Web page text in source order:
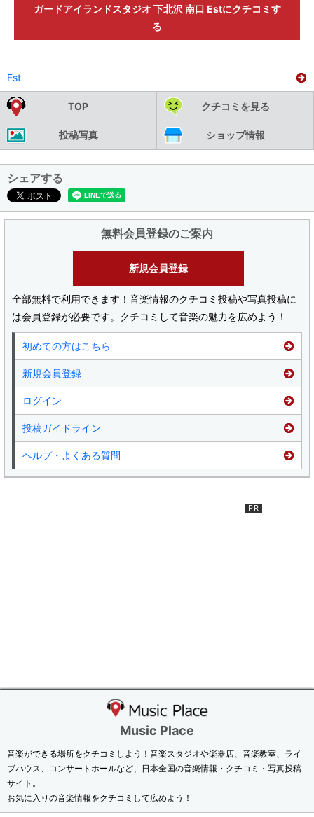
ガードアイランドスタジオ 下北沢 南口 Estにクチコミす
る
Est
TOP クチコミを見る
投稿写真 ショップ情報
シェアする
無料会員登録のご案内
新規会員登録
全部無料で利用できます！音楽情報のクチコミ投稿や写真投稿に
は会員登録が必要です。クチコミして音楽の魅力を広めよう！
初めての方はこちら
新規会員登録
ログイン
投稿ガイドライン
ヘルプ・よくある質問
Music Place
音楽ができる場所をクチコミしよう！音楽スタジオや楽器店、音楽教室、ライ
ブハウス、コンサートホールなど、日本全国の音楽情報・クチコミ・写真投稿
サイト。
お気に入りの音楽情報をクチコミして広めよう！